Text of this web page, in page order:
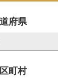
府県
町村